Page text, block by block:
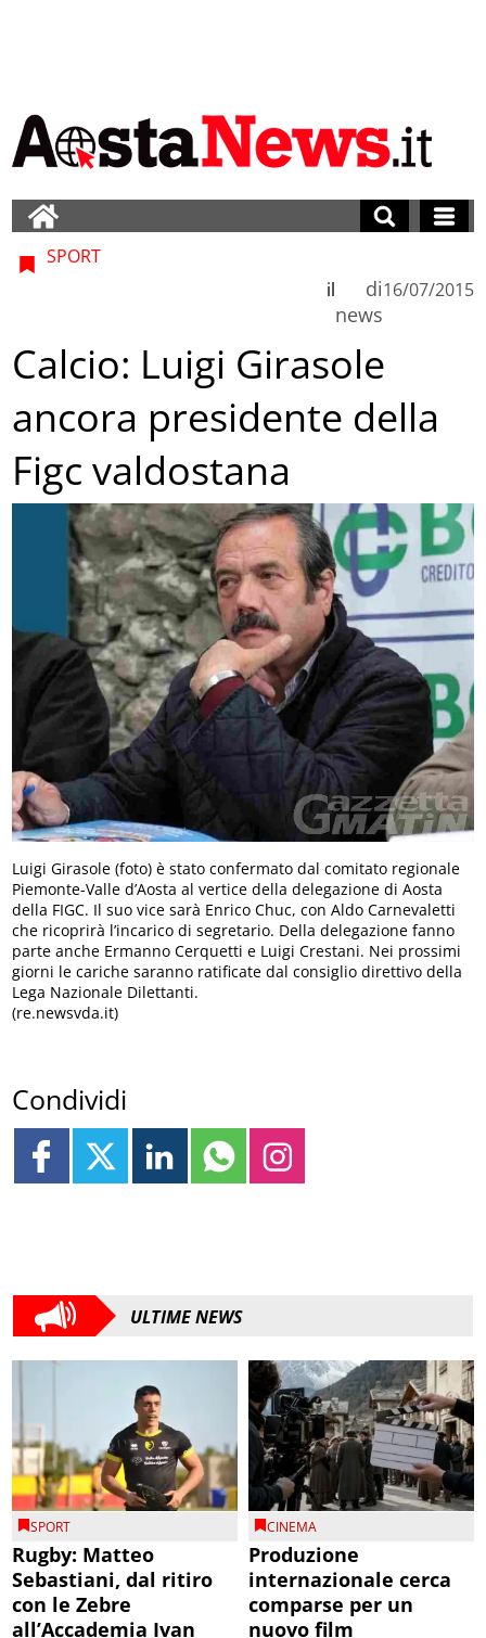
SPORT
di
news
il 16/07/2015
Calcio: Luigi Girasole
ancora presidente della
Figc valdostana
Luigi Girasole (foto) è stato confermato dal comitato regionale
Piemonte-Valle d’Aosta al vertice della delegazione di Aosta
della FIGC. Il suo vice sarà Enrico Chuc, con Aldo Carnevaletti
che ricoprirà l’incarico di segretario. Della delegazione fanno
parte anche Ermanno Cerquetti e Luigi Crestani. Nei prossimi
giorni le cariche saranno ratificate dal consiglio direttivo della
Lega Nazionale Dilettanti.
(re.newsvda.it)
Condividi
ULTIME NEWS
SPORT
Rugby: Matteo
Sebastiani, dal ritiro
con le Zebre
all’Accademia Ivan
CINEMA
Produzione
internazionale cerca
comparse per un
nuovo film